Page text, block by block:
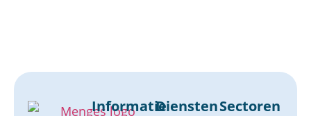
InformatieDienstenSectoren